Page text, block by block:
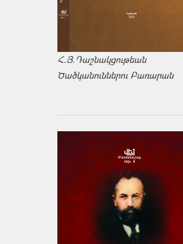
Հ.Յ.Դաշնակցութեան
Ծածկանուններու Բառարան